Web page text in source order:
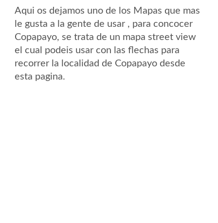
Aqui os dejamos uno de los Mapas que mas
le gusta a la gente de usar , para concocer
Copapayo, se trata de un mapa street view
el cual podeis usar con las flechas para
recorrer la localidad de Copapayo desde
esta pagina.